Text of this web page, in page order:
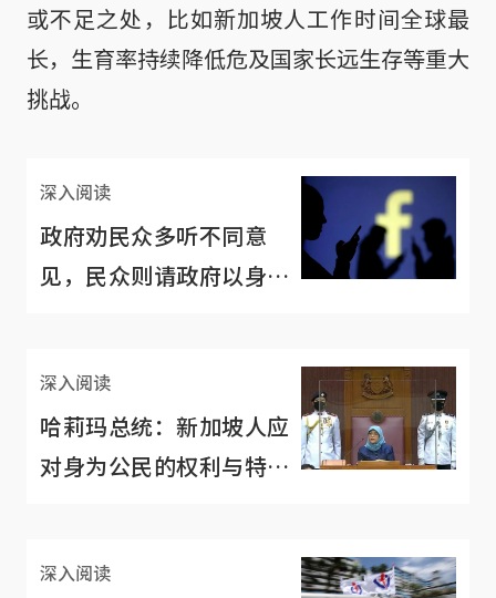
或不足之处，比如新加坡人工作时间全球最
长，生育率持续降低危及国家长远生存等重大
挑战。
深入阅读
政府劝民众多听不同意
见，民众则请政府以身作
深入阅读
哈莉玛总统：新加坡人应
对身为公民的权利与特权
深入阅读